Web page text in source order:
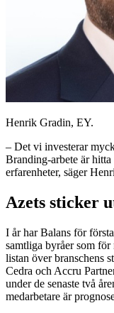
Henrik Gradin, EY.
– Det vi investerar
Branding-arbete är
erfarenheter, säger
Azets sticker
I år har Balans för
samtliga byråer som för
listan över branschens
Cedra och Accru
under de senaste två
medarbetare är